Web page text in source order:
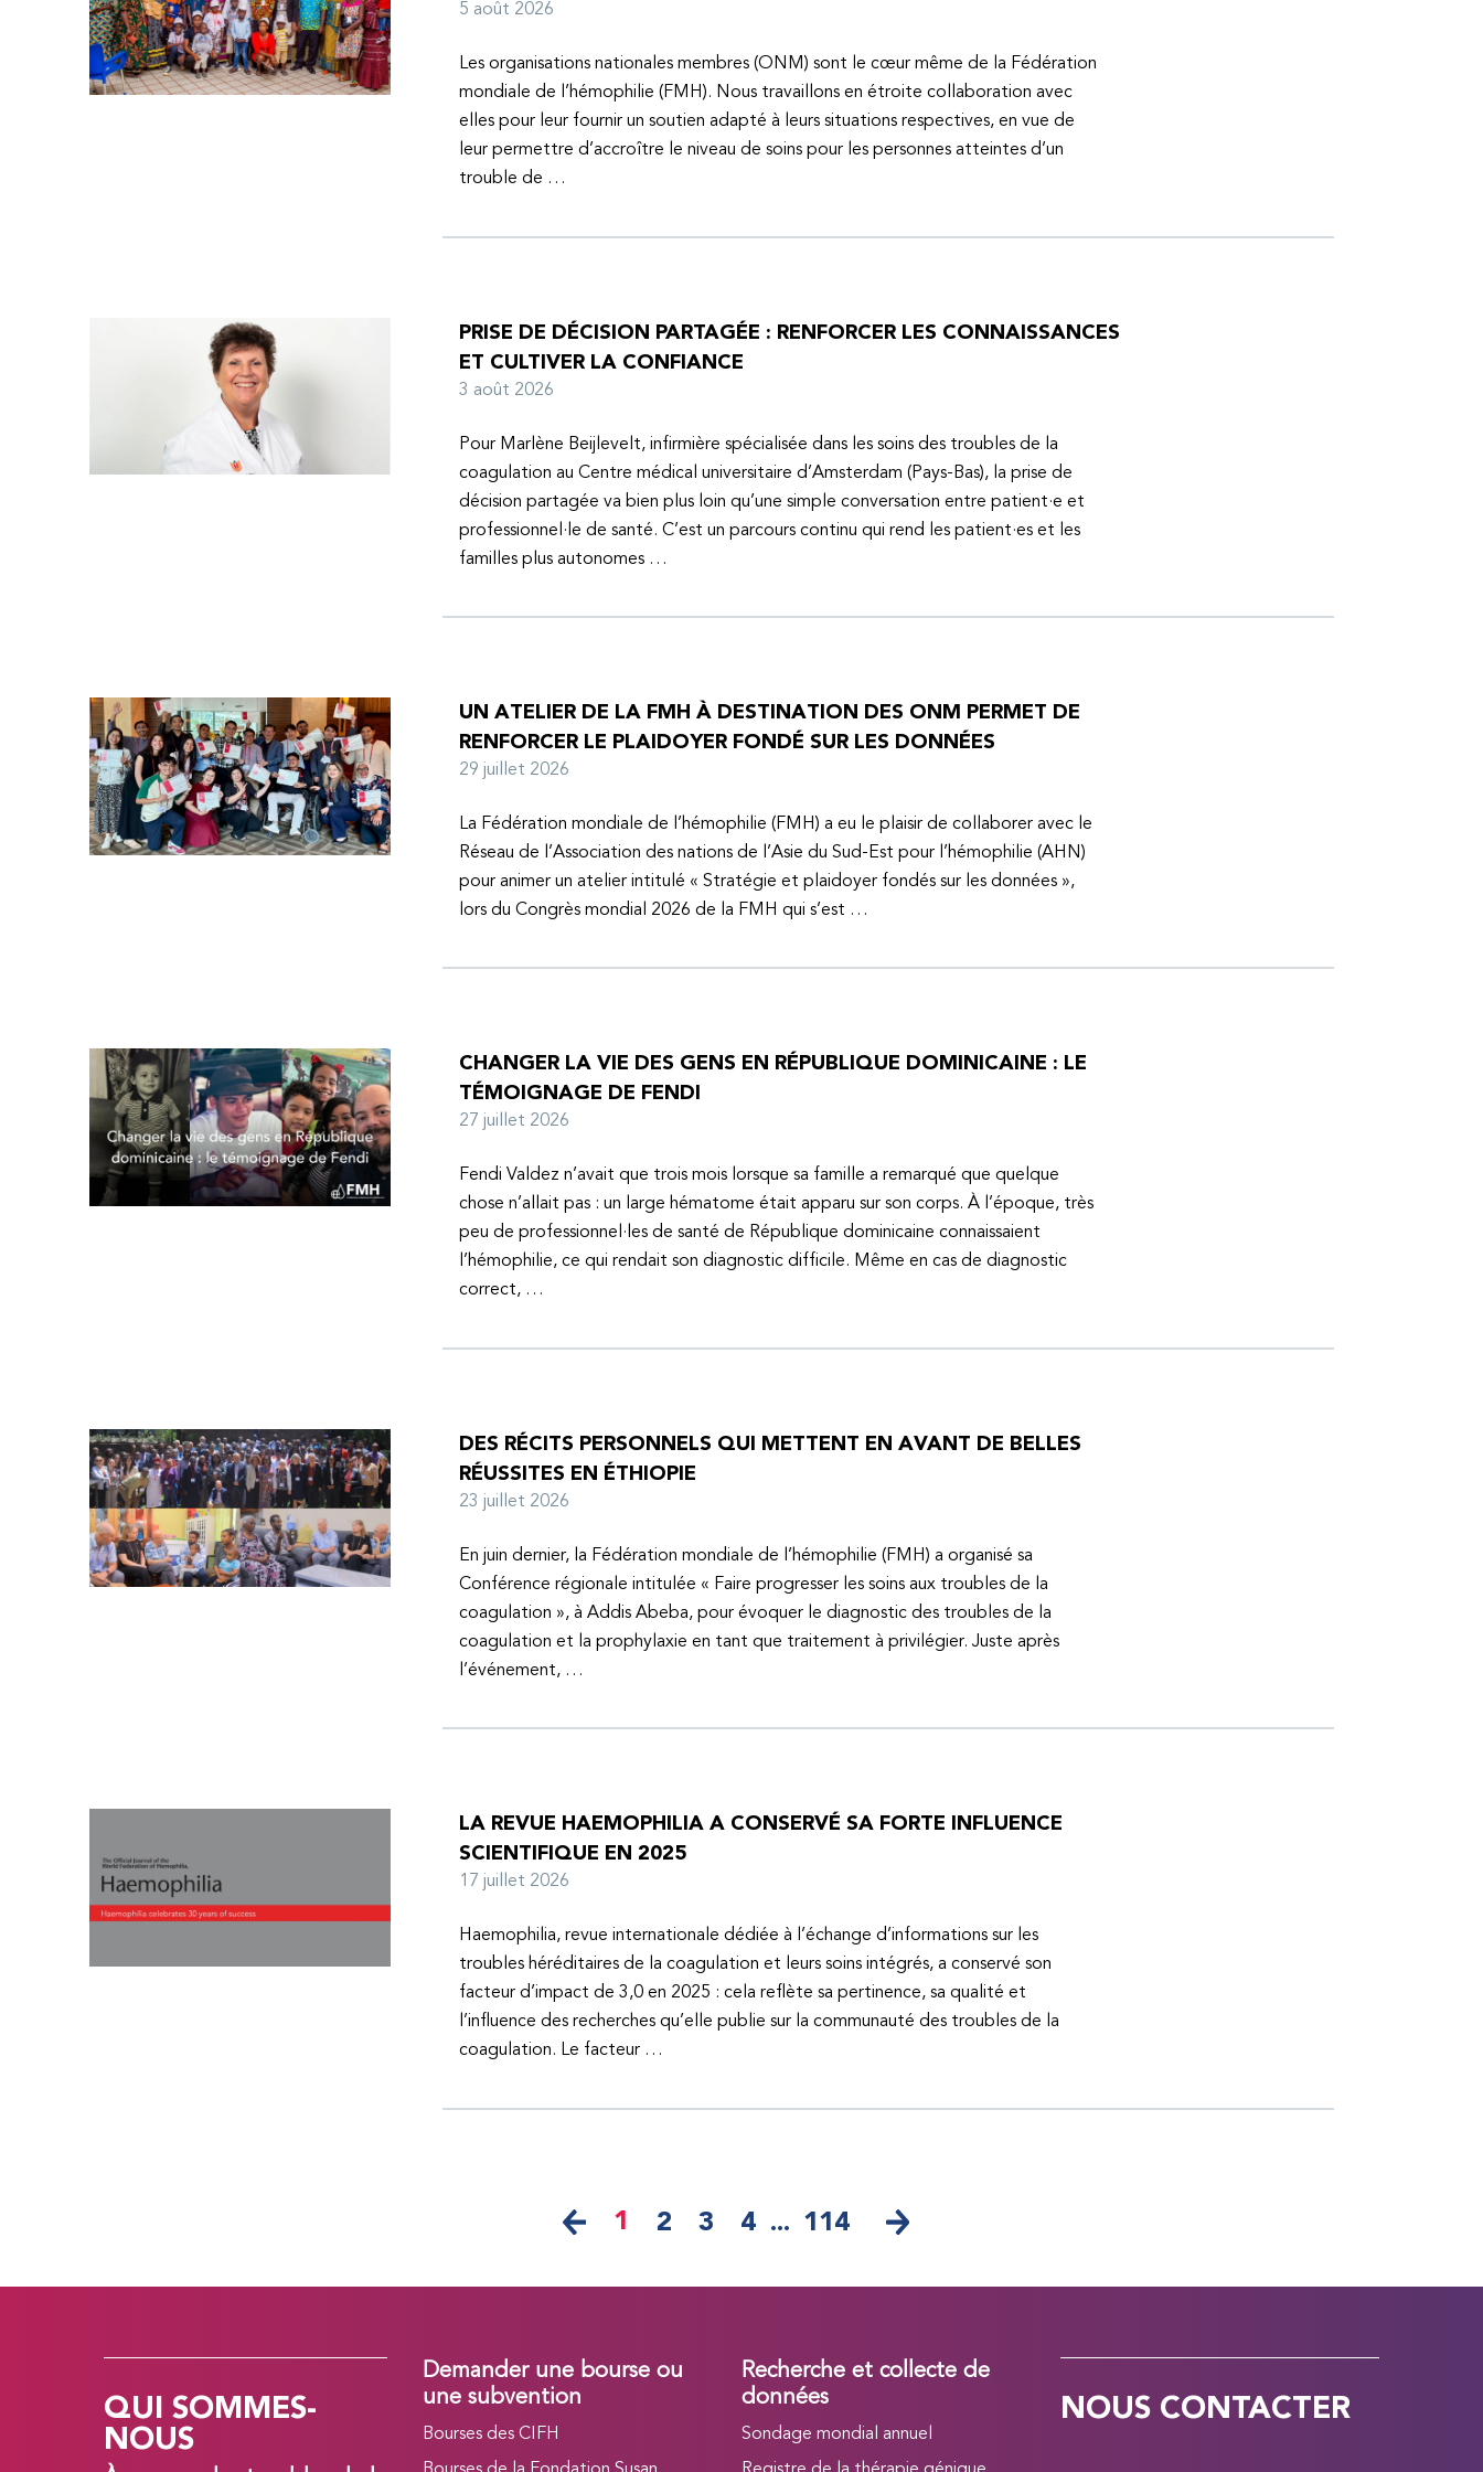
l’espoir d’une vie meilleure.
5 août 2026
Les organisations nationales membres (ONM) sont le cœur même de la Fédération
mondiale de l’hémophilie (FMH). Nous travaillons en étroite collaboration avec
elles pour leur fournir un soutien adapté à leurs situations respectives, en vue de
leur permettre d’accroître le niveau de soins pour les personnes atteintes d’un
trouble de …
PRISE DE DÉCISION PARTAGÉE : RENFORCER LES CONNAISSANCES
ET CULTIVER LA CONFIANCE
3 août 2026
Pour Marlène Beijlevelt, infirmière spécialisée dans les soins des troubles de la
coagulation au Centre médical universitaire d’Amsterdam (Pays-Bas), la prise de
décision partagée va bien plus loin qu’une simple conversation entre patient·e et
professionnel·le de santé. C’est un parcours continu qui rend les patient·es et les
familles plus autonomes …
UN ATELIER DE LA FMH À DESTINATION DES ONM PERMET DE
RENFORCER LE PLAIDOYER FONDÉ SUR LES DONNÉES
29 juillet 2026
La Fédération mondiale de l’hémophilie (FMH) a eu le plaisir de collaborer avec le
Réseau de l’Association des nations de l’Asie du Sud-Est pour l’hémophilie (AHN)
pour animer un atelier intitulé « Stratégie et plaidoyer fondés sur les données »,
lors du Congrès mondial 2026 de la FMH qui s’est …
CHANGER LA VIE DES GENS EN RÉPUBLIQUE DOMINICAINE : LE
TÉMOIGNAGE DE FENDI
27 juillet 2026
Fendi Valdez n’avait que trois mois lorsque sa famille a remarqué que quelque
chose n’allait pas : un large hématome était apparu sur son corps. À l’époque, très
peu de professionnel·les de santé de République dominicaine connaissaient
l’hémophilie, ce qui rendait son diagnostic difficile. Même en cas de diagnostic
correct, …
DES RÉCITS PERSONNELS QUI METTENT EN AVANT DE BELLES
RÉUSSITES EN ÉTHIOPIE
23 juillet 2026
En juin dernier, la Fédération mondiale de l’hémophilie (FMH) a organisé sa
Conférence régionale intitulée « Faire progresser les soins aux troubles de la
coagulation », à Addis Abeba, pour évoquer le diagnostic des troubles de la
coagulation et la prophylaxie en tant que traitement à privilégier. Juste après
l’événement, …
LA REVUE HAEMOPHILIA A CONSERVÉ SA FORTE INFLUENCE
SCIENTIFIQUE EN 2025
17 juillet 2026
Haemophilia, revue internationale dédiée à l’échange d’informations sur les
troubles héréditaires de la coagulation et leurs soins intégrés, a conservé son
facteur d’impact de 3,0 en 2025 : cela reflète sa pertinence, sa qualité et
l’influence des recherches qu’elle publie sur la communauté des troubles de la
coagulation. Le facteur …
1 2 3 4 ... 114
QUI SOMMES-
NOUS
Demander une bourse ou
une subvention
Bourses des CIFH
Recherche et collecte de
données
Sondage mondial annuel
NOUS CONTACTER